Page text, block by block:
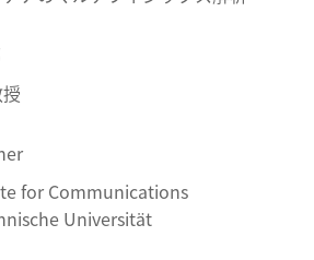
for Communications
Universität